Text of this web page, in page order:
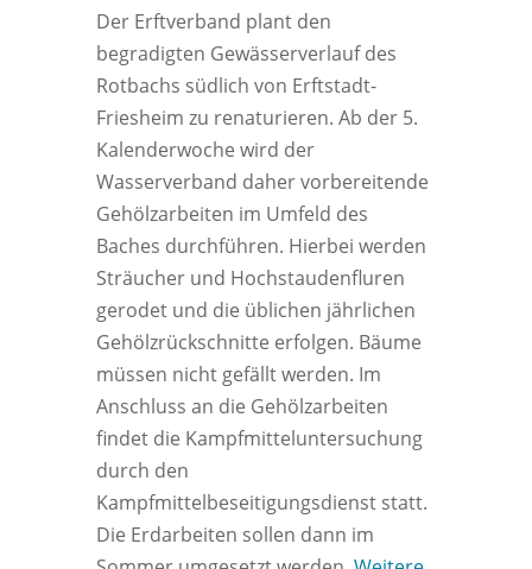
Der Erftverband plant den
begradigten Gewässerverlauf des
Rotbachs südlich von Erftstadt-
Friesheim zu renaturieren. Ab der 5.
Kalenderwoche wird der
Wasserverband daher vorbereitende
Gehölzarbeiten im Umfeld des
Baches durchführen. Hierbei werden
Sträucher und Hochstaudenfluren
gerodet und die üblichen jährlichen
Gehölzrückschnitte erfolgen. Bäume
müssen nicht gefällt werden. Im
Anschluss an die Gehölzarbeiten
findet die Kampfmitteluntersuchung
durch den
Kampfmittelbeseitigungsdienst statt.
Die Erdarbeiten sollen dann im